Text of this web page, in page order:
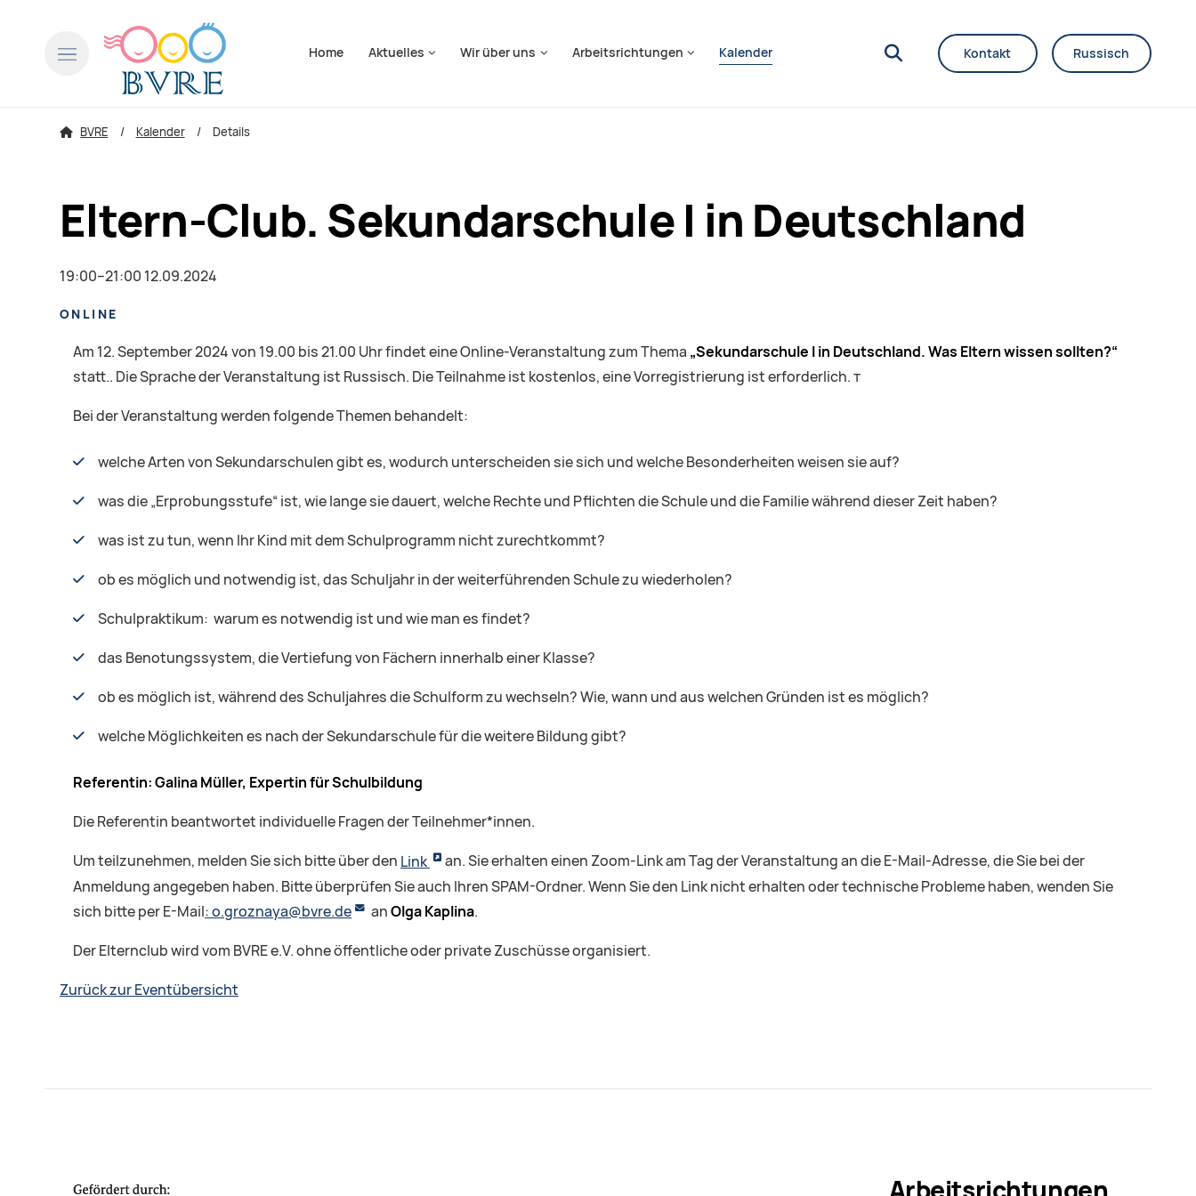
Home
Aktuelles Wir über uns Arbeitsrichtungen Kalender Kontakt Russisch
BVRE Kalender Details
Eltern-Club. Sekundarschule I in Deutschland
19:00–21:00 12.09.2024
ONLINE
Am 12. September 2024 von 19.00 bis 21.00 Uhr findet eine Online-Veranstaltung zum Thema „Sekundarschule I in Deutschland. Was Eltern wissen sollten?“
statt.. Die Sprache der Veranstaltung ist Russisch. Die Teilnahme ist kostenlos, eine Vorregistrierung ist erforderlich. т
Bei der Veranstaltung werden folgende Themen behandelt:
welche Arten von Sekundarschulen gibt es, wodurch unterscheiden sie sich und welche Besonderheiten weisen sie auf?
was die „Erprobungsstufe“ ist, wie lange sie dauert, welche Rechte und Pflichten die Schule und die Familie während dieser Zeit haben?
was ist zu tun, wenn Ihr Kind mit dem Schulprogramm nicht zurechtkommt?
ob es möglich und notwendig ist, das Schuljahr in der weiterführenden Schule zu wiederholen?
Schulpraktikum: warum es notwendig ist und wie man es findet?
das Benotungssystem, die Vertiefung von Fächern innerhalb einer Klasse?
ob es möglich ist, während des Schuljahres die Schulform zu wechseln? Wie, wann und aus welchen Gründen ist es möglich?
welche Möglichkeiten es nach der Sekundarschule für die weitere Bildung gibt?
Referentin: Galina Müller, Expertin für Schulbildung
Die Referentin beantwortet individuelle Fragen der Teilnehmer*innen.
Um teilzunehmen, melden Sie sich bitte über den Link
an. Sie erhalten einen Zoom-Link am Tag der Veranstaltung an die E-Mail-Adresse, die Sie bei der
Anmeldung angegeben haben. Bitte überprüfen Sie auch Ihren SPAM-Ordner. Wenn Sie den Link nicht erhalten oder technische Probleme haben, wenden Sie
sich bitte per E-Mail: o.groznaya@bvre.de anOlga Kaplina.
Der Elternclub wird vom BVRE e.V. ohne öffentliche oder private Zuschüsse organisiert.
Zurück zur Eventübersicht